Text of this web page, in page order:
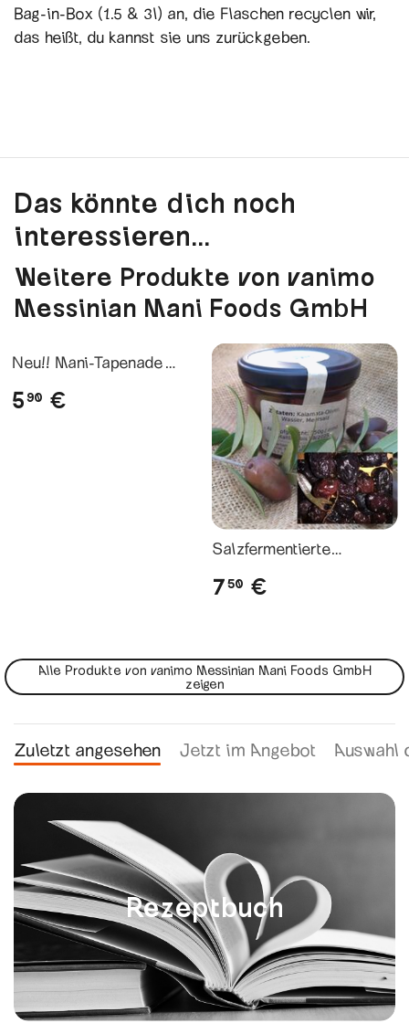
Bag-in-Box (1.5 & 3l) an, die Flaschen recyclen wir,
das heißt, du kannst sie uns zurückgeben.
Das könnte dich noch
interessieren...
Weitere Produkte von vanimo
Messinian Mani Foods GmbH
Neu!! Mani-Tapenade
590 €
Salzfermentierte
750 €
Alle Produkte von vanimo Messinian Mani Foods GmbH
zeigen
Zuletzt angesehen Jetzt im Angebot Auswahl
Rezeptbuch